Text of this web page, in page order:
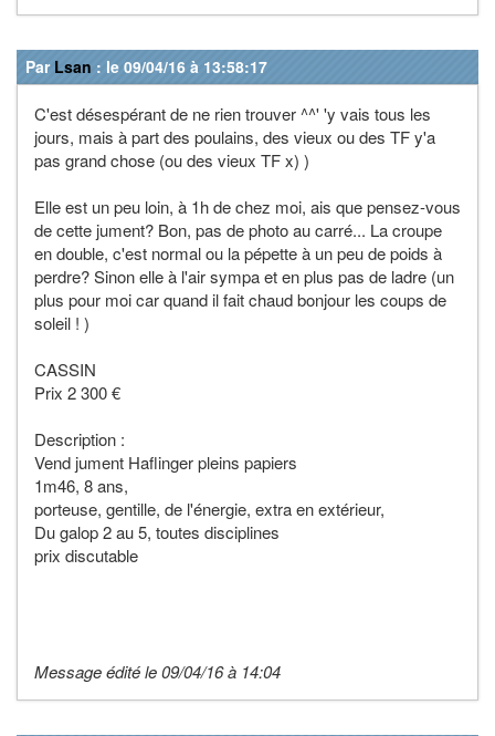
Par Lsan : le 09/04/16 à 13:58:17
C'est désespérant de ne rien trouver ^^' 'y vais tous les
jours, mais à part des poulains, des vieux ou des TF y'a
pas grand chose (ou des vieux TF x) )
Elle est un peu loin, à 1h de chez moi, ais que pensez-vous
de cette jument? Bon, pas de photo au carré... La croupe
en double, c'est normal ou la pépette à un peu de poids à
perdre? Sinon elle à l'air sympa et en plus pas de ladre (un
plus pour moi car quand il fait chaud bonjour les coups de
soleil ! )
CASSIN
Prix 2 300 €
Description :
Vend jument Haflinger pleins papiers
1m46, 8 ans,
porteuse, gentille, de l'énergie, extra en extérieur,
Du galop 2 au 5, toutes disciplines
prix discutable
Message édité le 09/04/16 à 14:04